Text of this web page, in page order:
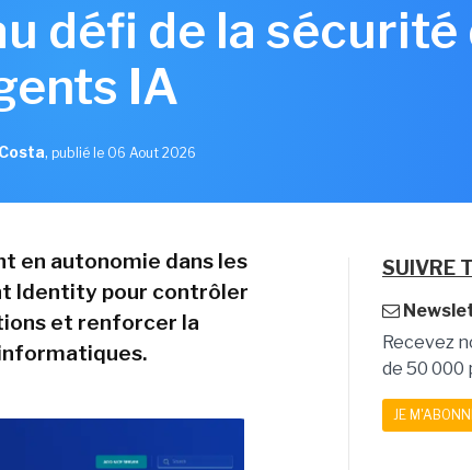
défi de la sécurité
IA
, publié le 06 Aout 2026
en autonomie dans les
Identity pour contrôler
et renforcer la
SUIVRE
Recevez
de 50 000
JE